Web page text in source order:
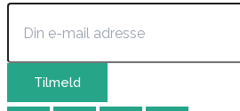
Tilmeld